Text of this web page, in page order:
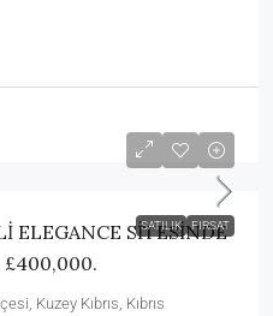
SATILIK FIRSAT
ELEGANCE SİTESİNDE
£400,000.
Kuzey Kıbrıs, Kıbrıs